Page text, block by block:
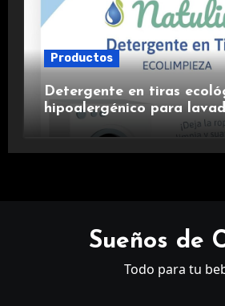
Productos
Detergente en tiras
hipoalergénico para
suavizante incluido y
Sueños de
Todo para tu